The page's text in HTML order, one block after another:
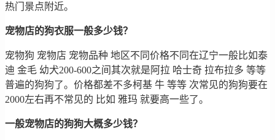
热门景点附近。
宠物店的狗衣服一般多少钱？
宠物狗 宠物店 宠物品种 地区不同价格不同在辽宁一般比如泰
迪 金毛 幼犬200-600之间其次就是阿拉 哈士奇 拉布拉多 等等
普遍的狗狗了。价格都差不多柯基 牛 等等 次常见的狗狗要在
2000左右再不常见的 比如 雅玛 就要高一些了。
一般宠物店的狗狗大概多少钱？